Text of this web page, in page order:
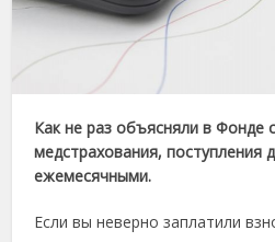
Как не раз объясняли в Фонде
медстрахования, поступления
ежемесячными.
Если вы неверно заплатили